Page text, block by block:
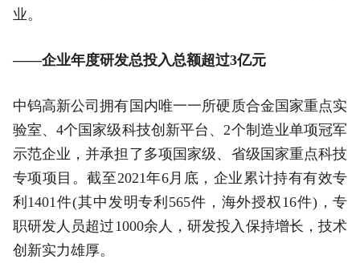
业。
——企业年度研发总投入总额超过3亿元
中钨高新公司拥有国内唯一一所硬质合金国家重点实
验室、4个国家级科技创新平台、2个制造业单项冠军
示范企业，并承担了多项国家级、省级国家重点科技
专项项目。截至2021年6月底，企业累计持有有效专
利1401件(其中发明专利565件，海外授权16件)，专
职研发人员超过1000余人，研发投入保持增长，技术
创新实力雄厚。